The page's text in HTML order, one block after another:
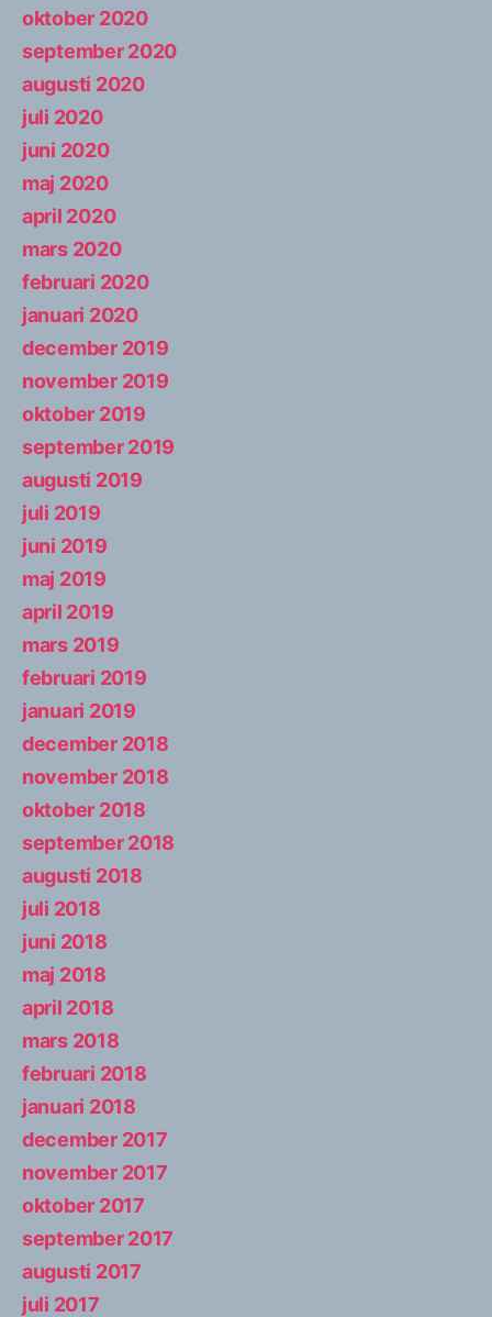
oktober 2020
september 2020
augusti 2020
juli 2020
juni 2020
maj 2020
april 2020
mars 2020
februari 2020
januari 2020
december 2019
november 2019
oktober 2019
september 2019
augusti 2019
juli 2019
juni 2019
maj 2019
april 2019
mars 2019
februari 2019
januari 2019
december 2018
november 2018
oktober 2018
september 2018
augusti 2018
juli 2018
juni 2018
maj 2018
april 2018
mars 2018
februari 2018
januari 2018
december 2017
november 2017
oktober 2017
september 2017
augusti 2017
juli 2017